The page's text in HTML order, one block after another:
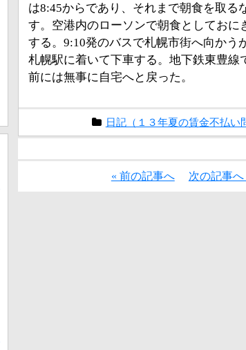
は8:45からであり、それまで朝食を取る
す。空港内のローソンで朝食としておに
する。9:10発のバスで札幌市街へ向かう
札幌駅に着いて下車する。地下鉄東豊線
前には無事に自宅へと戻った。
日記（１３年夏の賃金不払い
« 前の記事へ 次の記事へ